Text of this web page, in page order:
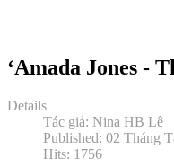
‘Amada Jones -
Details
Tác giả: Nina HB Lê
Published: 02 Tháng
Hits: 1756